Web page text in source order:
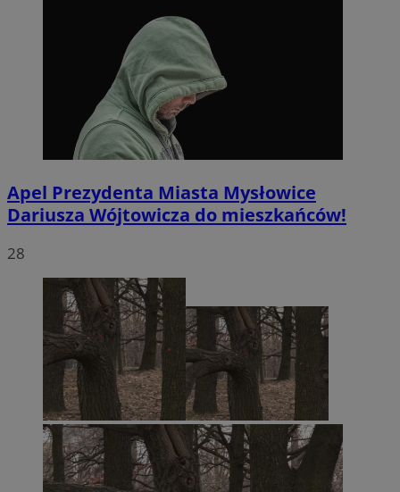
Apel Prezydenta Miasta Mysłowice
Dariusza Wójtowicza do mieszkańców!
28